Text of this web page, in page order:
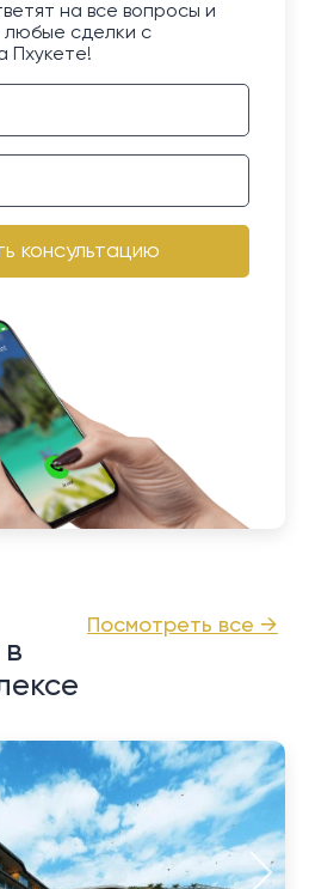
на все вопросы и
любые сделки с
Пхукете!
консультацию
Посмотреть все →